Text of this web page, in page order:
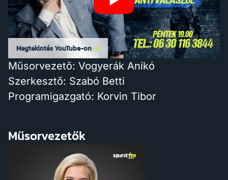
Megtekintés YouTube-on
Műsorvezető: Vogyerák Anikó
Szerkesztő: Szabó Betti
Programigazgató: Korvin Tibor
Műsorvezetők